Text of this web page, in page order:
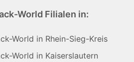
World Filialen in:
World in Rhein-Sieg-Kreis
World in Kaiserslautern